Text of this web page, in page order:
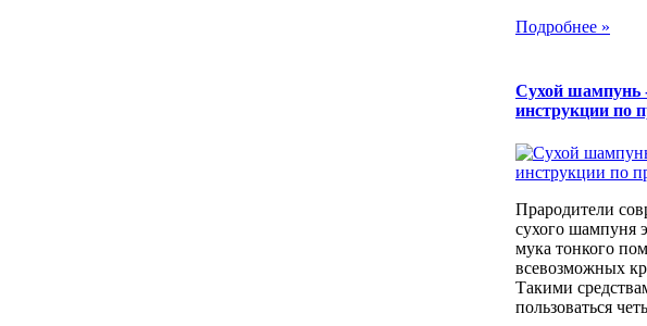
Подробнее »
Сухой шампунь
инструкции по
Прародители
сухого шампуня
мука тонкого
всевозможных
Такими
пользоваться